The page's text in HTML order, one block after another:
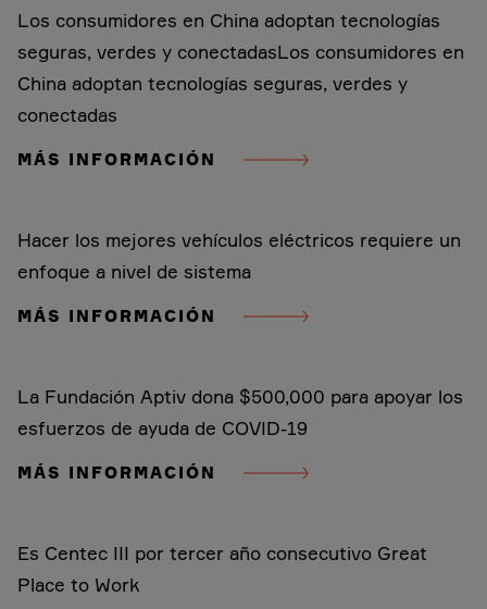
Los consumidores en China adoptan tecnologías
seguras, verdes y conectadasLos consumidores en
China adoptan tecnologías seguras, verdes y
conectadas
MÁS INFORMACIÓN
Hacer los mejores vehículos eléctricos requiere un
enfoque a nivel de sistema
MÁS INFORMACIÓN
La Fundación Aptiv dona $500,000 para apoyar los
esfuerzos de ayuda de COVID-19
MÁS INFORMACIÓN
Es Centec III por tercer año consecutivo Great
Place to Work